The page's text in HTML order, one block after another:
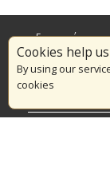
Cookies help
By using our
cookies
Επικαιρότητα
Το